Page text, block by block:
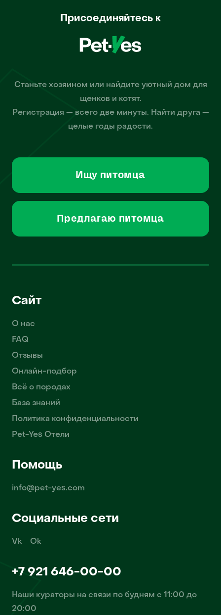
Присоединяйтесь к
Станьте хозяином или найдите уютный дом для
щенков и котят.
Регистрация — всего две минуты. Найти друга —
целые годы радости.
Ищу питомца
Предлагаю питомца
Сайт
О нас
FAQ
Отзывы
Онлайн-подбор
Всё о породах
База знаний
Политика конфиденциальности
Pet-Yes Отели
Помощь
info@pet-yes.com
Социальные сети
Vk Ok
+7 921 646-00-00
Наши кураторы на связи по будням с 11:00 до
20:00